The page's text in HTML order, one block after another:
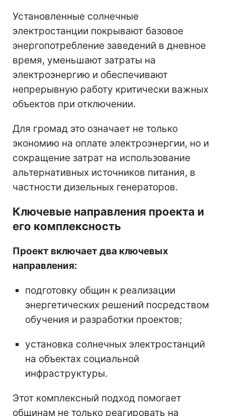
Установленные солнечные
электростанции покрывают базовое
энергопотребление заведений в дневное
время, уменьшают затраты на
электроэнергию и обеспечивают
непрерывную работу критически важных
объектов при отключении.
Для громад это означает не только
экономию на оплате электроэнергии, но и
сокращение затрат на использование
альтернативных источников питания, в
частности дизельных генераторов.
Ключевые направления проекта и
его комплексность
Проект включает два ключевых
направления:
подготовку общин к реализации
энергетических решений посредством
обучения и разработки проектов;
установка солнечных электростанций
на объектах социальной
инфраструктуры.
Этот комплексный подход помогает
общинам не только реагировать на